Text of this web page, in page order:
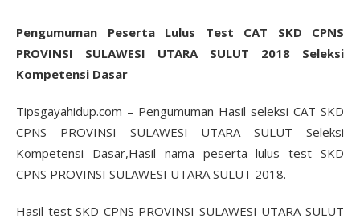
Pengumuman Peserta Lulus Test CAT SKD CPNS
PROVINSI SULAWESI UTARA SULUT 2018 Seleksi
Kompetensi Dasar
Tipsgayahidup.com – Pengumuman Hasil seleksi CAT SKD
CPNS PROVINSI SULAWESI UTARA SULUT Seleksi
Kompetensi Dasar,Hasil nama peserta lulus test SKD
CPNS PROVINSI SULAWESI UTARA SULUT 2018.
Hasil test SKD CPNS PROVINSI SULAWESI UTARA SULUT